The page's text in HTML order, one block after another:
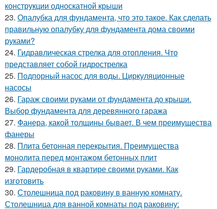
конструкции односкатной крыши
23. Опалубка для фундамента, что это такое. Как сделать
правильную опалубку для фундамента дома своими
руками?
24. Гидравлическая стрелка для отопления. Что
представляет собой гидрострелка
25. Подпорный насос для воды. Циркуляционные
насосы
26. Гараж своими руками от фундамента до крыши.
Выбор фундамента для деревянного гаража
27. Фанера, какой толщины бывает. В чем преимущества
фанеры
28. Плита бетонная перекрытия. Преимущества
монолита перед монтажом бетонных плит
29. Гардеробная в квартире своими руками. Как
изготовить
30. Столешница под раковину в ванную комнату.
Столешница для ванной комнаты под раковину: